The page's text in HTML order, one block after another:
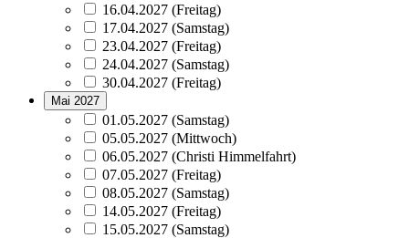
16.04.2027 (Freitag)
17.04.2027 (Samstag)
23.04.2027 (Freitag)
24.04.2027 (Samstag)
30.04.2027 (Freitag)
Mai 2027
01.05.2027 (Samstag)
05.05.2027 (Mittwoch)
06.05.2027 (Christi Himmelfahrt)
07.05.2027 (Freitag)
08.05.2027 (Samstag)
14.05.2027 (Freitag)
15.05.2027 (Samstag)